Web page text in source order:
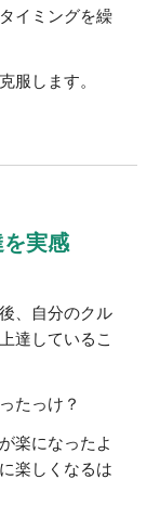
イミングを繰
服します。
実感
、自分のクル
達しているこ
たっけ？
楽になったよ
楽しくなるは